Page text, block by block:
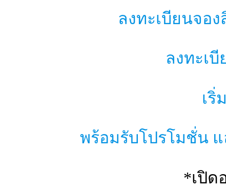
ลงทะเบียนจอ
ลงทะเ
เริ่
พร้อมรับโปรโมชั่น แ
*เปิด